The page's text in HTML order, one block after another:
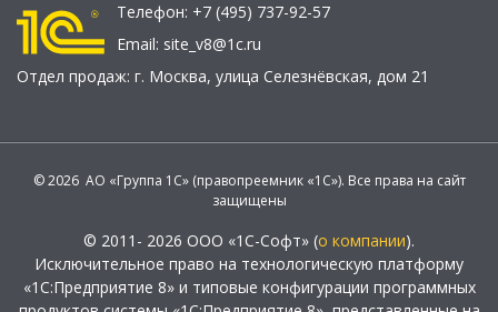
Телефон: +7 (495) 737-92-57
Email: site_v8@1c.ru
Отдел продаж: г. Москва, улица Селезнёвская, дом 21
© 2026 АО «Группа 1С» (правопреемник «1С»). Все права на сайт
защищены
© 2011- 2026 ООО «1С-Софт» (о компании).
Исключительное право на технологическую платформу
«1С:Предприятие 8» и типовые конфигурации программных